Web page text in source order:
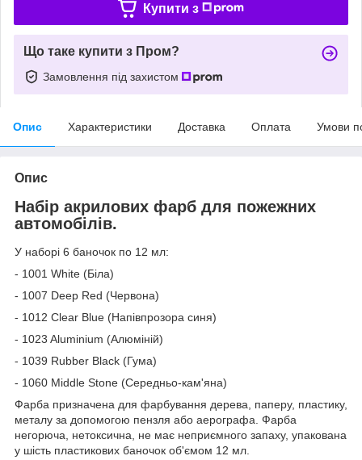
Купити з
Що таке купити з Пром?
Замовлення під захистом
Опис Характеристики Доставка Оплата Умови
Опис
Набір акрилових фарб для пожежних
автомобілів.
У наборі 6 баночок по 12 мл:
- 1001 White (Біла)
- 1007 Deep Red (Червона)
- 1012 Clear Blue (Напівпрозора синя)
- 1023 Aluminium (Алюміній)
- 1039 Rubber Black (Гума)
- 1060 Middle Stone (Середньо-кам'яна)
Фарба призначена для фарбування дерева, паперу, пластику,
металу за допомогою пензля або аерографа. Фарба
негорюча, нетоксична, не має неприємного запаху, упакована
у шість пластикових баночок об'ємом 12 мл.